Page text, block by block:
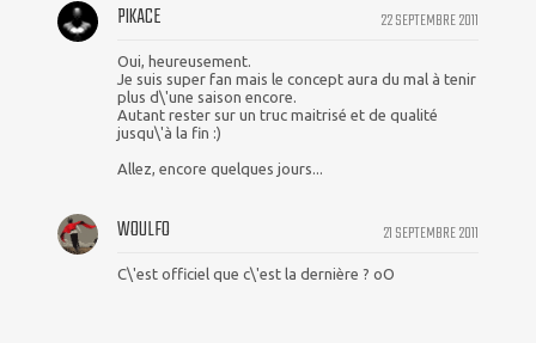
22 SEPTEMBRE 2011
PIKACE
Oui, heureusement.
Je suis super fan mais le concept aura du mal à tenir
plus d\'une saison encore.
Autant rester sur un truc maitrisé et de qualité
jusqu\'à la fin :)
Allez, encore quelques jours...
21 SEPTEMBRE 2011
WOULFO
C\'est officiel que c\'est la dernière ? oO